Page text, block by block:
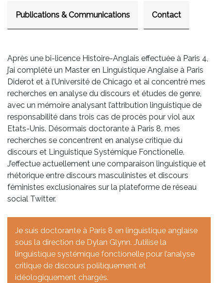
Publications & Communications Contact
Après une bi-licence Histoire-Anglais effectuée à Paris 4,
j’ai complété un Master en Linguistique Anglaise à Paris
Diderot et à l’Université de Chicago et ai concentré mes
recherches en analyse du discours et études de genre,
avec un mémoire analysant l’attribution linguistique de
responsabilité dans trois cas de procès pour viol aux
Etats-Unis. Désormais doctorante à Paris 8, mes
recherches se concentrent en analyse critique du
discours et Linguistique Systémique Fonctionelle.
J’effectue actuellement une comparaison linguistique et
rhétorique entre discours masculinistes et discours
féministes exclusionaires sur la plateforme de réseau
social Twitter.
Je suis doctorante à Paris 8 en linguistique anglaise
sous la direction de Dylan Glynn. J’utilise la
linguistique systémique fonctionelle pour l’analyse
critique de discours politiquement et
idéologiquement chargés.